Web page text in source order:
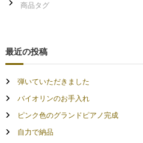
最近の投稿
弾いていただきました
バイオリンのお手入れ
ピンク色のグランドピアノ完成
自力で納品